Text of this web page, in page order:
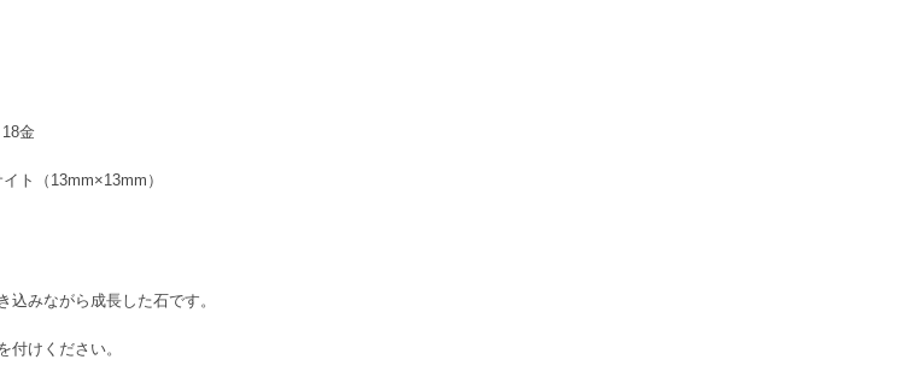
金
ト（13mm×13mm）
みながら成長した石です。
けください。